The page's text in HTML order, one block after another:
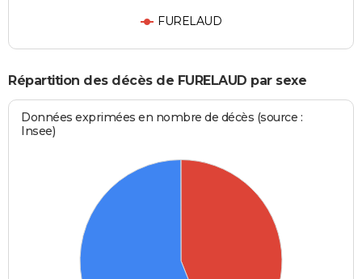
FURELAUD
Répartition des décès de FURELAUD par sexe
Données exprimées en nombre de décès (source :
Insee)